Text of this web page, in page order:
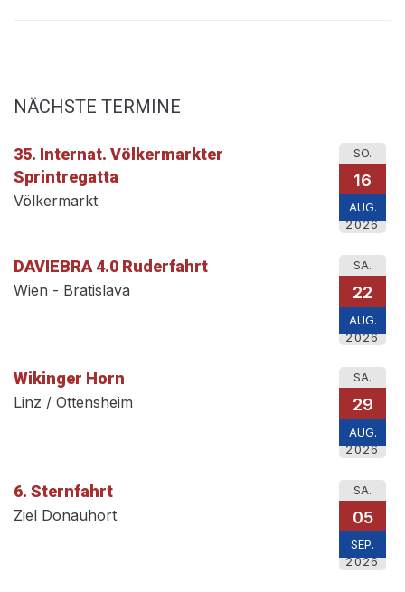
NÄCHSTE TERMINE
SO.
16
AUG.
2026
35. Internat. Völkermarkter
Sprintregatta
Völkermarkt
SA.
22
AUG.
2026
DAVIEBRA 4.0 Ruderfahrt
Wien - Bratislava
SA.
29
AUG.
2026
Wikinger Horn
Linz / Ottensheim
SA.
05
SEP.
2026
6. Sternfahrt
Ziel Donauhort